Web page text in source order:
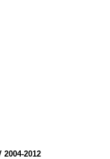
2004-2012